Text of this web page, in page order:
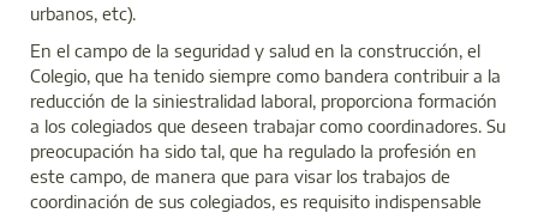
urbanos, etc).
En el campo de la seguridad y salud en la construcción, el
Colegio, que ha tenido siempre como bandera contribuir a la
reducción de la siniestralidad laboral, proporciona formación
a los colegiados que deseen trabajar como coordinadores. Su
preocupación ha sido tal, que ha regulado la profesión en
este campo, de manera que para visar los trabajos de
coordinación de sus colegiados, es requisito indispensable